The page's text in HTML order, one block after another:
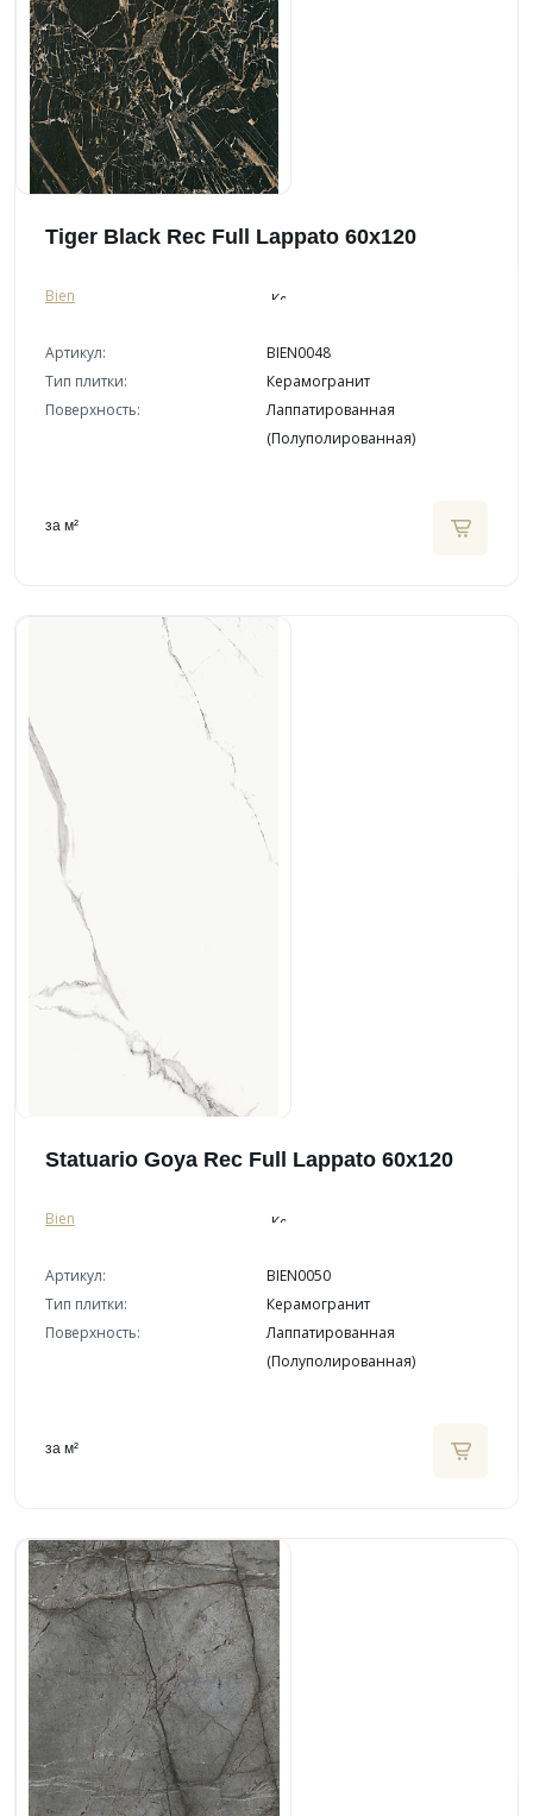
Tiger Black Rec Full Lappato 60x120
Bien
Артикул:
BIEN0048
Тип плитки:
Керамогранит
Поверхность:
Лаппатированная
(Полуполированная)
за м²
Statuario Goya Rec Full Lappato 60x120
Bien
Артикул:
BIEN0050
Тип плитки:
Керамогранит
Поверхность:
Лаппатированная
(Полуполированная)
за м²